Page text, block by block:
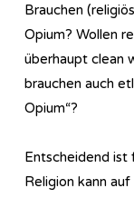
Brauchen
Opium? Wollen
überhaupt clean
brauchen auch
Opium“?
Entscheidend ist
Religion kann